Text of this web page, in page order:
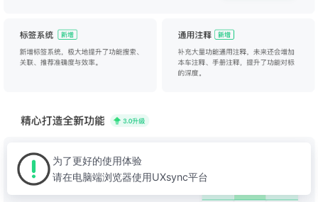
为了更好的使用体验
请在电脑端浏览器使用UXsync平台